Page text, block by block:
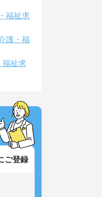
福祉求
護・福
福祉求
ご登録